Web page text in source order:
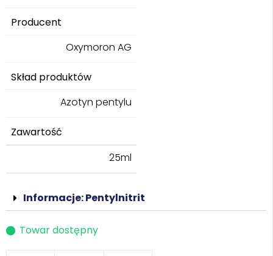
Producent
Oxymoron AG
Skład produktów
Azotyn pentylu
Zawartość
25ml
Informacje: Pentylnitrit
Towar dostępny